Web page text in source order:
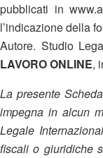
pubblicati in
l’indicazione della
Autore. Studio
LAVORO ONLINE,
La presente
impegna in alcun
Legale
fiscali o giuridiche